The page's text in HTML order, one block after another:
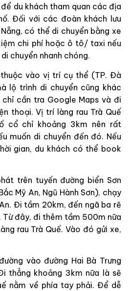
du khách tham quan các địa
Đối với các đoàn khách lưu
có thể di chuyển bằng xe
chi phí hoặc ô tô/ taxi nếu
chuyển nhanh chóng.
vào vị trí cụ thể (TP. Đà
lộ trình di chuyển cũng khác
cần tra Google Maps và đi
thoại. Vị trí làng rau Trà Quế
cổ chỉ khoảng 3km nên rất
muốn di chuyển đến đó. Nếu
gian, du khách có thể book
trên tuyến đường biển Sơn
Mỹ An, Ngũ Hành Sơn), chạy
Đi tầm 20km, đến ngã ba rẽ
Từ đây, đi thêm tầm 500m nữa
rau Trà Quế. Vào đó gửi xe,
vào đường Hai Bà Trưng
thẳng khoảng 3km nữa là sẽ
nằm về phía tay phải. Để dễ